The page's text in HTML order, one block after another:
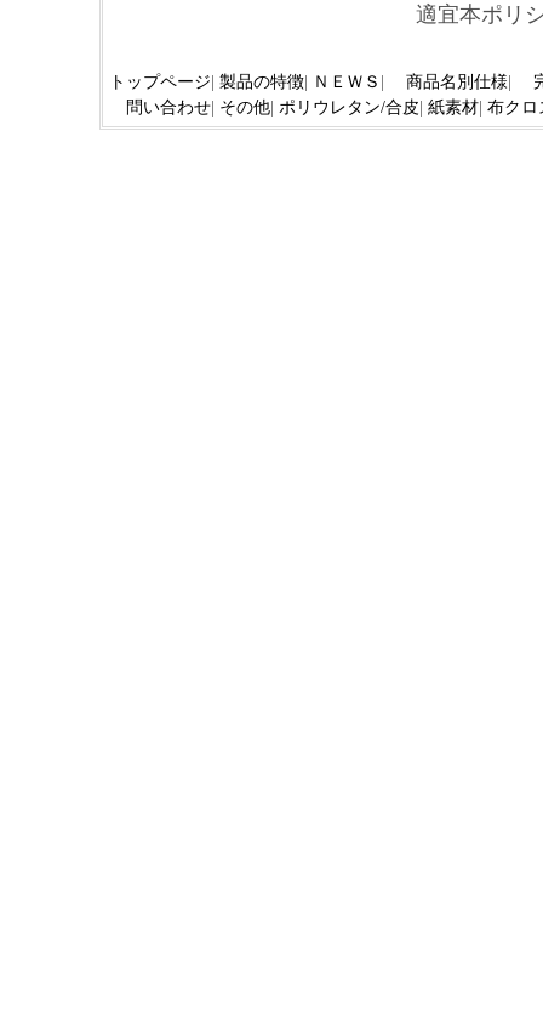
適宜本ポリ
トップページ 製品の特徴 ＮＥＷＳ 商品名別仕様
問い合わせ その他 ポリウレタン/合皮 紙素材 布クロ